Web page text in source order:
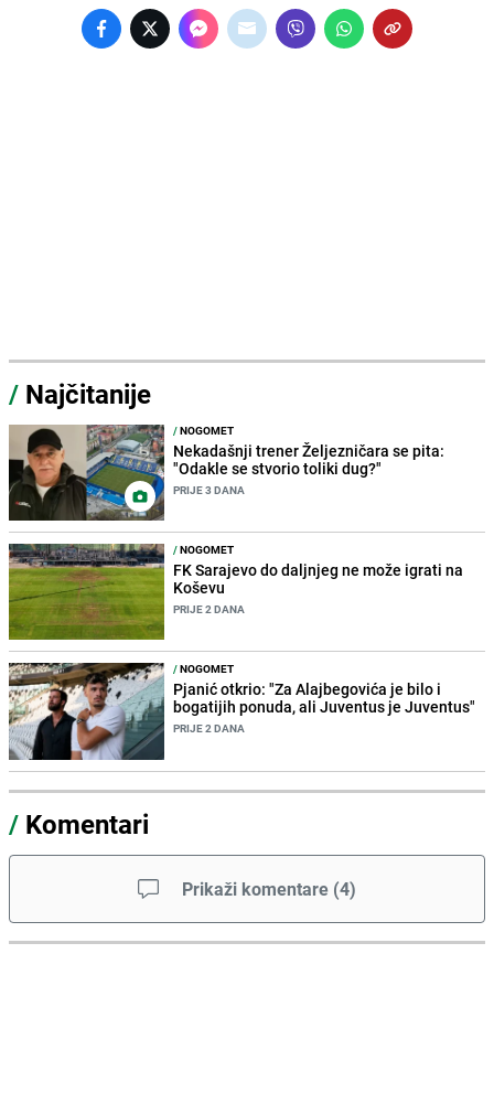
/ Najčitanije
/NOGOMET
Nekadašnji trener Željezničara se pita:
"Odakle se stvorio toliki dug?"
PRIJE 3 DANA
/NOGOMET
FK Sarajevo do daljnjeg ne može igrati na
Koševu
PRIJE 2 DANA
/NOGOMET
Pjanić otkrio: "Za Alajbegovića je bilo i
bogatijih ponuda, ali Juventus je Juventus"
PRIJE 2 DANA
/ Komentari
Prikaži komentare (4)